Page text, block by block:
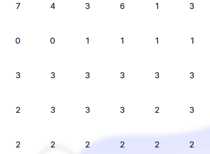
7 4 3 6 1 3
0 0 1 1 1 1
3 3 3 3 3 3
2 3 3 3 2 3
2 2 2 2 2 2